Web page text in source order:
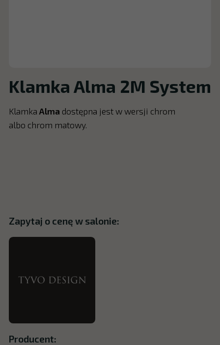
Klamka Alma 2M System
Klamka Alma dostępna jest w wersji chrom
albo chrom matowy.
Zapytaj o cenę w salonie:
Producent: